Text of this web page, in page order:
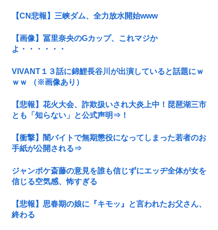
【CN悲報】三峡ダム、全力放水開始www
【画像】冨里奈央のGカップ、これマジか
よ・・・・・・
VIVANT１３話に錦鯉長谷川が出演していると話題にｗ
ｗｗ （※画像あり）
【悲報】花火大会、詐欺扱いされ大炎上中！琵琶湖三市
とも「知らない」と公式声明⇒！
【衝撃】闇バイトで無期懲役になってしまった若者のお
手紙が公開される⇒
ジャンポケ斎藤の意見を誰も信じずにエッヂ全体が女を
信じる空気感、怖すぎる
【悲報】思春期の娘に『キモッ』と言われたお父さん、
終わる